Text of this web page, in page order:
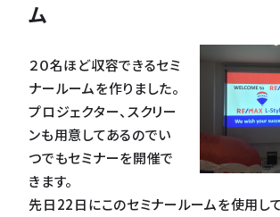
ム
２０名ほど収容できるセミ
ナールームを作りました。
プロジェクター、スクリー
ンも用意してあるのでい
つでもセミナーを開催で
きます。
先日22日にこのセミナールームを使用し